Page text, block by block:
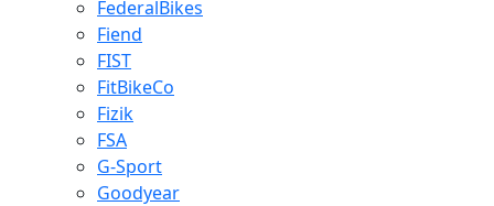
FederalBikes
Fiend
FIST
FitBikeCo
Fizik
FSA
G-Sport
Goodyear